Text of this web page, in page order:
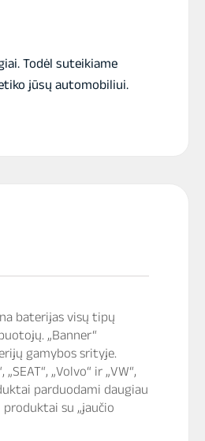
Todėl suteikiame
jūsų automobiliui.
baterijas visų tipų
„Banner“
gamybos srityje.
„Volvo“ ir „VW“,
parduodami daugiau
su „jaučio